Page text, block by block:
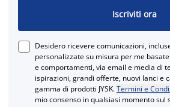
Iscriviti ora
Desidero ricevere comunicazioni,
personalizzate su misura per me
e comportamenti, via email e media di
ispirazioni, grandi offerte, nuovi lanci e
gamma di prodotti JYSK.Termini e
mio consenso in qualsiasi momento sul